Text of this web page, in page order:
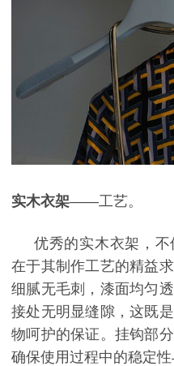
实木衣架——工艺。
优秀的实木衣架，
在于其制作工艺的精益
细腻无毛刺，漆面均匀
接处无明显缝隙，这既
物呵护的保证。挂钩部
确保使用过程中的稳定性